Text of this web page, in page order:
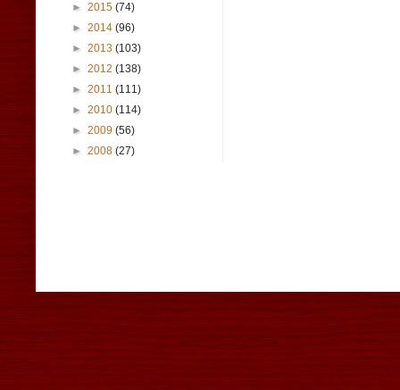
► 2015 (74)
► 2014 (96)
► 2013 (103)
► 2012 (138)
► 2011 (111)
► 2010 (114)
► 2009 (56)
► 2008 (27)